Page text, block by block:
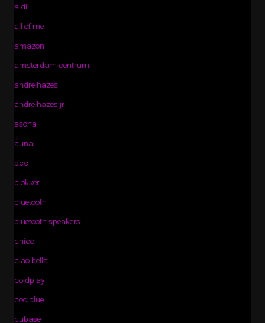
aldi
all of me
amazon
amsterdam centrum
andre hazes
andre hazes jr
asona
auna
bcc
blokker
bluetooth
bluetooth speakers
chico
ciao bella
coldplay
coolblue
cubase